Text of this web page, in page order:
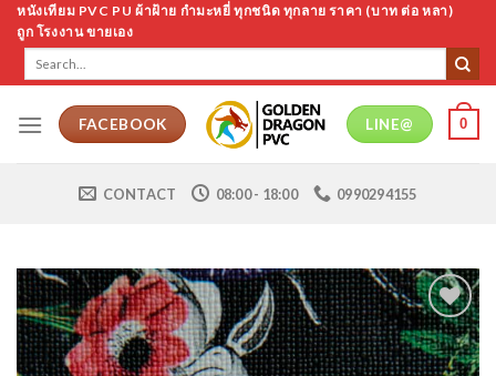
Skip
content
หนังเทียม PVC PU ผ้าฝ้าย กำมะหยี่ ทุกชนิด ทุกลาย ราคา (บาท ต่อ หลา)
ถูก โรงงาน ขายเอง
FACEBOOK LINE@ 0
CONTACT 08:00 - 18:00 0990294155
Add to
Wishlist